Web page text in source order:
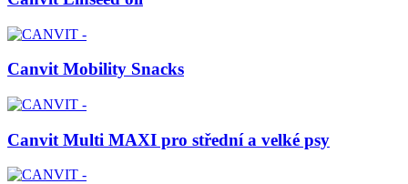
Canvit Mobility Snacks
Canvit Multi MAXI pro střední a velké psy